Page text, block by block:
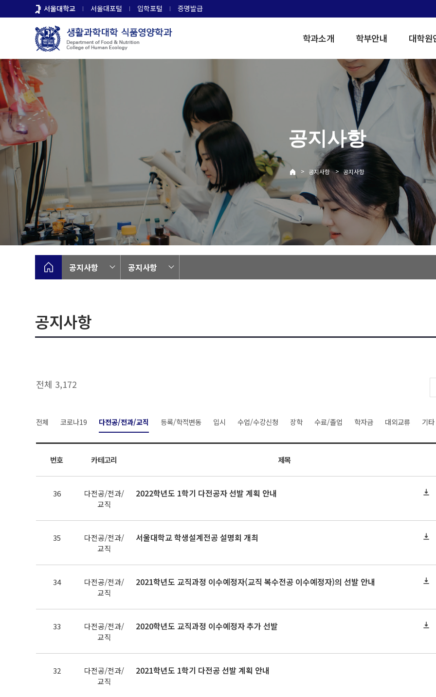
로
뉴
서울대학교 서울대포털 입학포털 증명발급
학과소개 학부안내 대학원
공지사항
> 공지사항 > 공지사항
공지사항 공지사항
공지사항
전체 3,172
전체 코로나19 다전공/전과/교직 등록/학적변동 입시 수업/수강신청 장학 수료/졸업 학자금 대외교류 기타
번호 카테고리 제목
36
다전공/전과/
교직
2022학년도 1학기 다전공자 선발 계획 안내
35
다전공/전과/
교직
서울대학교 학생설계전공 설명회 개최
34
다전공/전과/
교직
2021학년도 교직과정 이수예정자(교직 복수전공 이수예정자)의 선발 안내
33
다전공/전과/
교직
2020학년도 교직과정 이수예정자 추가 선발
32
다전공/전과/
교직
2021학년도 1학기 다전공 선발 계획 안내